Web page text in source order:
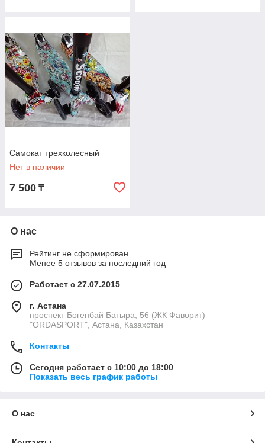
Самокат трехколесный
Нет в наличии
7 500 ₸
О нас
Рейтинг не сформирован
Менее 5 отзывов за последний год
Работает с 27.07.2015
г. Астана
проспект Богенбай Батыра, 56 (ЖК Фаворит)
"ORDASPORT", Астана, Казахстан
Контакты
Сегодня работает с 10:00 до 18:00
Показать весь график работы
О нас